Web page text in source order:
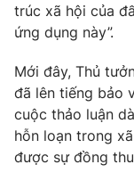
Góc doanh
Truyền hình
Hậu trường
Nhân vật
Khán giả
Giải trí
Điện ảnh
Âm nhạc
Đời sống
Du lịch
Giáo dục
trúc xã hội của
ứng dụng này”.
Mới đây, Thủ
đã lên tiếng bảo
cuộc thảo luận
hỗn loạn trong
được sự đồng